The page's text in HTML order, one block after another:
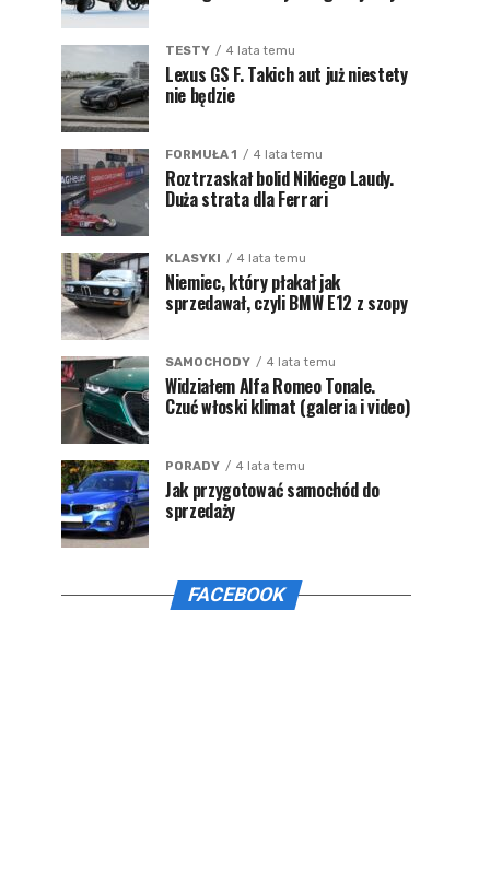
TESTY 4 lata temu
Lexus GS F. Takich aut już niestety
nie będzie
FORMUŁA 1 4 lata temu
Roztrzaskał bolid Nikiego Laudy.
Duża strata dla Ferrari
KLASYKI 4 lata temu
Niemiec, który płakał jak
sprzedawał, czyli BMW E12 z szopy
SAMOCHODY 4 lata temu
Widziałem Alfa Romeo Tonale.
Czuć włoski klimat (galeria i video)
PORADY 4 lata temu
Jak przygotować samochód do
sprzedaży
FACEBOOK